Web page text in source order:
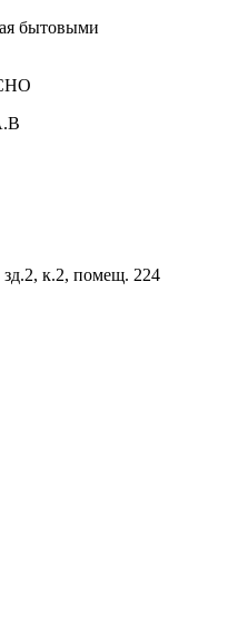
бытовыми
к.2, помещ. 224